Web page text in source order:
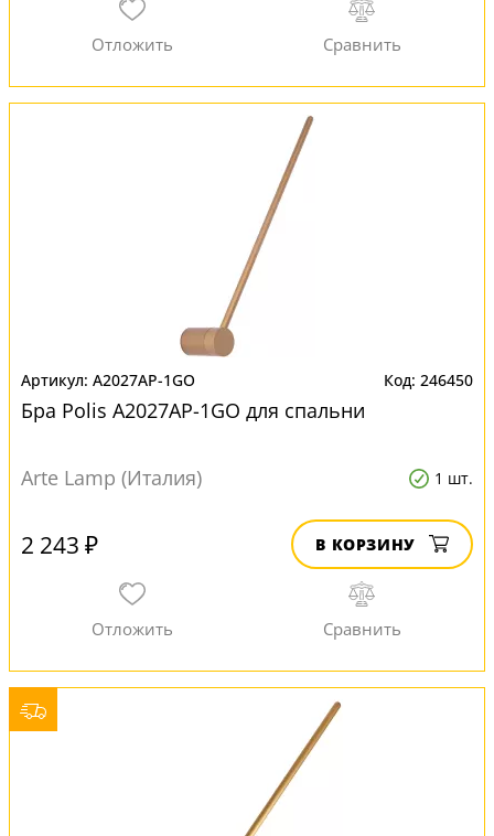
A2027AP-1GO 246450
Бра Polis A2027AP-1GO для спальни
Arte Lamp (Италия) 1 шт.
2 243 ₽ В КОРЗИНУ